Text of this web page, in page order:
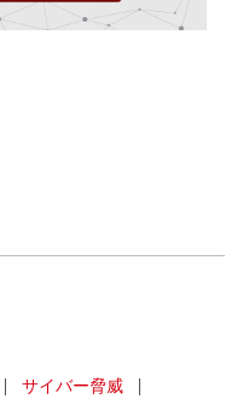
| サイバー脅威
|